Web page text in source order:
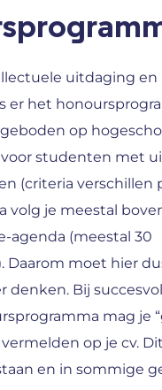
uitdaging en
er het
op
studenten met
(criteria verschillen
volg je meestal
agenda (meestal 30
Daarom moet hier
denken. Bij
mag je
op je cv.
en in sommige